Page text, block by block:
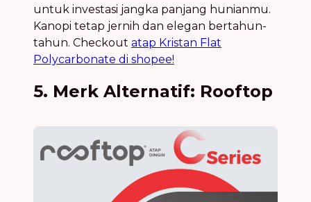
untuk investasi jangka panjang hunianmu.
Kanopi tetap jernih dan elegan bertahun-
tahun. Checkout atap Kristan Flat
Polycarbonate di shopee!
5. Merk Alternatif: Rooftop